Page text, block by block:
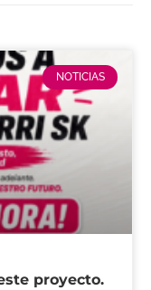
NOTICIAS
proyecto.